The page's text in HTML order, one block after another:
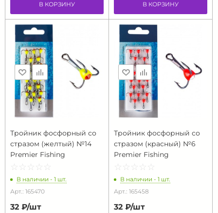
В КОРЗИНУ В КОРЗИНУ
Тройник фосфорный со
стразом (желтый) №14
Premier Fishing
☆ ☆ ☆ ☆ ☆
★ ★ ★ ★ ★
В наличии - 1 шт.
Арт.: 165470
32 ₽/шт
Тройник фосфорный со
стразом (красный) №6
Premier Fishing
☆ ☆ ☆ ☆ ☆
★ ★ ★ ★ ★
В наличии - 1 шт.
Арт.: 165458
32 ₽/шт